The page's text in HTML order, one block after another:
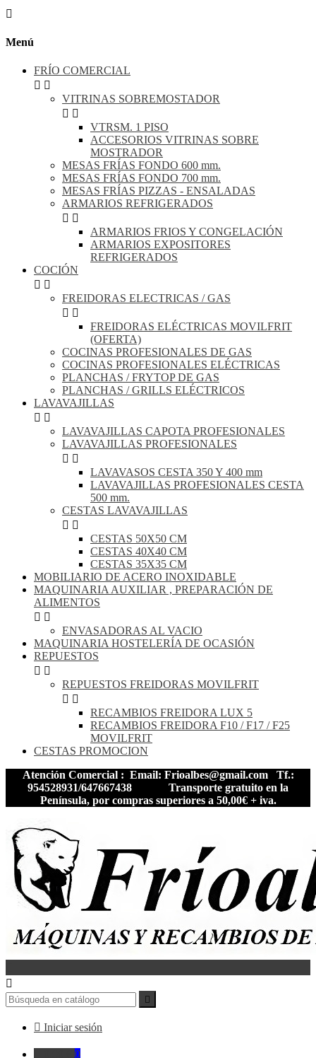

Menú
FRÍO COMERCIAL
 
VITRINAS SOBREMOSTADOR
 
VTRSM. 1 PISO
ACCESORIOS VITRINAS SOBRE
MOSTRADOR
MESAS FRÍAS FONDO 600 mm.
MESAS FRÍAS FONDO 700 mm.
MESAS FRÍAS PIZZAS - ENSALADAS
ARMARIOS REFRIGERADOS
 
ARMARIOS FRIOS Y CONGELACIÓN
ARMARIOS EXPOSITORES
REFRIGERADOS
COCIÓN
 
FREIDORAS ELECTRICAS / GAS
 
FREIDORAS ELÉCTRICAS MOVILFRIT
(OFERTA)
COCINAS PROFESIONALES DE GAS
COCINAS PROFESIONALES ELÉCTRICAS
PLANCHAS / FRYTOP DE GAS
PLANCHAS / GRILLS ELÉCTRICOS
LAVAVAJILLAS
 
LAVAVAJILLAS CAPOTA PROFESIONALES
LAVAVAJILLAS PROFESIONALES
 
LAVAVASOS CESTA 350 Y 400 mm
LAVAVAJILLAS PROFESIONALES CESTA
500 mm.
CESTAS LAVAVAJILLAS
 
CESTAS 50X50 CM
CESTAS 40X40 CM
CESTAS 35X35 CM
MOBILIARIO DE ACERO INOXIDABLE
MAQUINARIA AUXILIAR , PREPARACIÓN DE
ALIMENTOS
 
ENVASADORAS AL VACIO
MAQUINARIA HOSTELERÍA DE OCASIÓN
REPUESTOS
 
REPUESTOS FREIDORAS MOVILFRIT
 
RECAMBIOS FREIDORA LUX 5
RECAMBIOS FREIDORA F10 / F17 / F25
MOVILFRIT
CESTAS PROMOCION
Atención Comercial : Email: Frioalbes@gmail.com Tf.:
954528931/647667438
Transporte gratuito en la
Península, por compras superiores a 50,00€ + iva.


 Iniciar sesión
0